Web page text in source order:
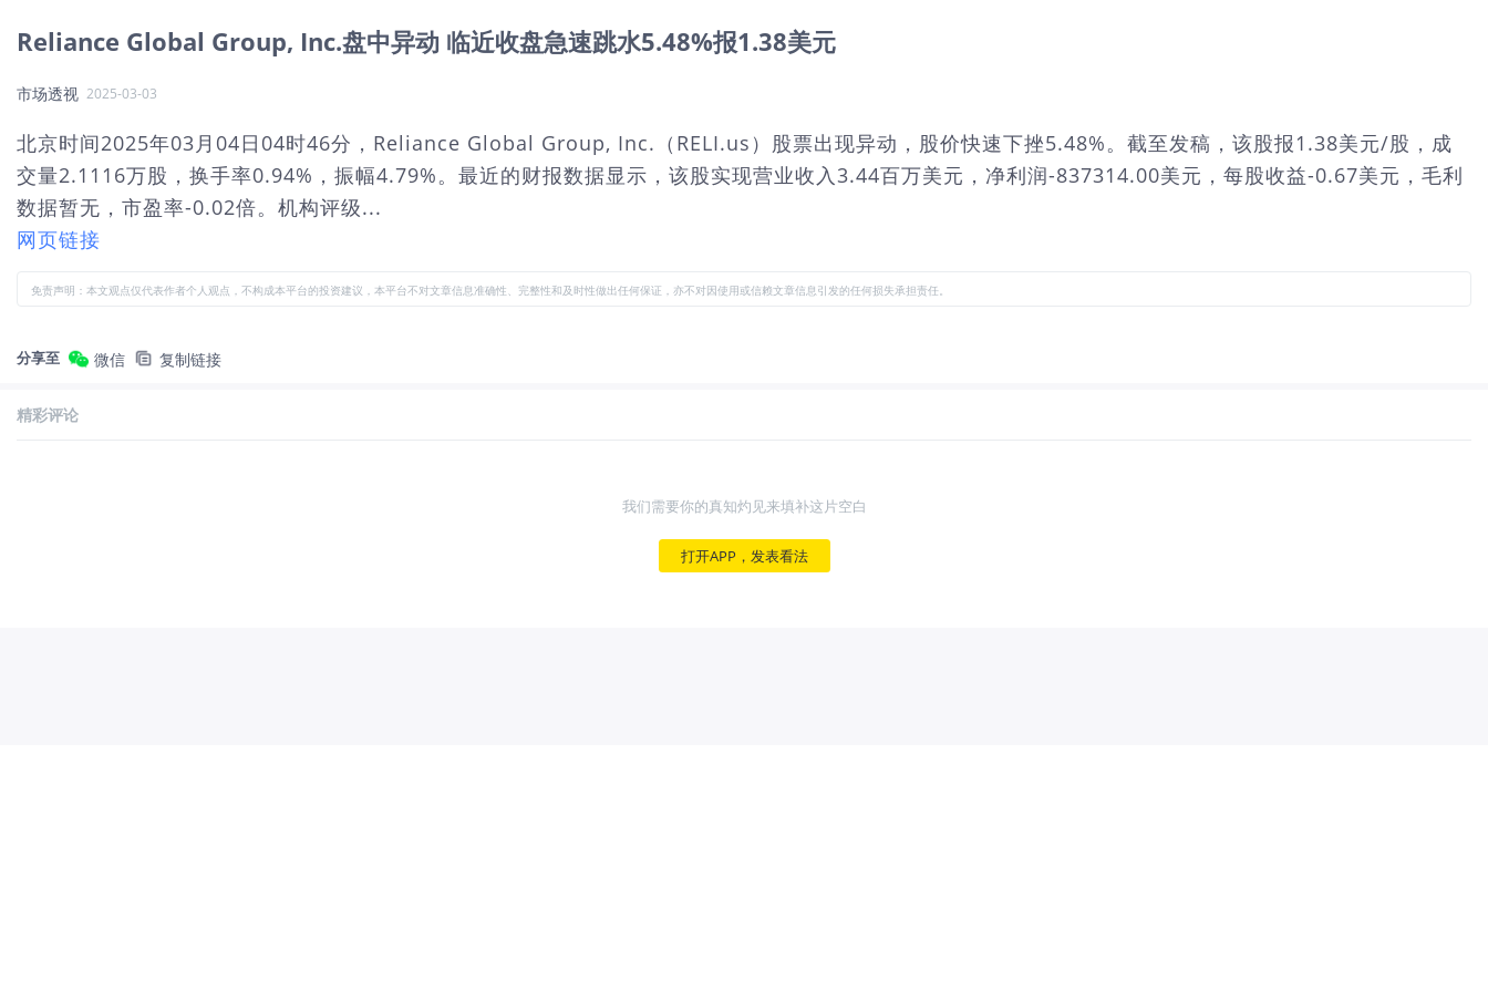
Reliance Global Group, Inc.盘中异动 临近收盘急速跳水5.48%报1.38美元
市场透视 2025-03-03
北京时间2025年03月04日04时46分，Reliance Global Group, Inc.（RELI.us）股票出现异动，股价快速下挫5.48%。截至发稿，该股报1.38美元/股，成
交量2.1116万股，换手率0.94%，振幅4.79%。最近的财报数据显示，该股实现营业收入3.44百万美元，净利润-837314.00美元，每股收益-0.67美元，毛利
数据暂无，市盈率-0.02倍。机构评级...
网页链接
免责声明：本文观点仅代表作者个人观点，不构成本平台的投资建议，本平台不对文章信息准确性、完整性和及时性做出任何保证，亦不对因使用或信赖文章信息引发的任何损失承担责任。
分享至 微信 复制链接
精彩评论
我们需要你的真知灼见来填补这片空白
打开APP，发表看法